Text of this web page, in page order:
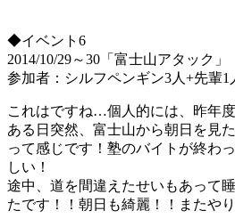
◆イベント6
2014/10/29～30「富士山アタック」
参加者：シルフペンギン3人+先輩1
これはですね…個人的には、昨年
ある日突然、富士山から朝日を見
って感じです！塾のバイトが終わ
しい！
途中、道を間違えたせいもあって
たです！！朝日も綺麗！！またやり